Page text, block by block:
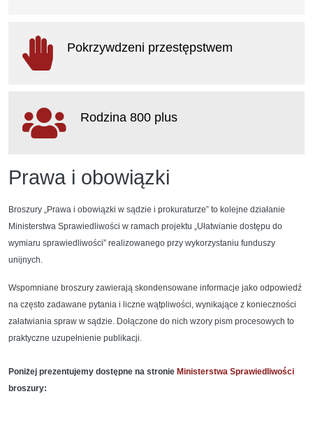
Prawa i obowiązki
Broszury „Prawa i obowiązki w sądzie i prokuraturze” to kolejne działanie
Ministerstwa Sprawiedliwości w ramach projektu „Ułatwianie dostępu do
wymiaru sprawiedliwości” realizowanego przy wykorzystaniu funduszy
unijnych.
Wspomniane broszury zawierają skondensowane informacje jako odpowiedź
na często zadawane pytania i liczne wątpliwości, wynikające z konieczności
załatwiania spraw w sądzie. Dołączone do nich wzory pism procesowych to
praktyczne uzupełnienie publikacji.
Poniżej prezentujemy dostępne na stronie Ministerstwa Sprawiedliwości
broszury:
Pokrzywdzeni przestępstwem
Rodzina 800 plus